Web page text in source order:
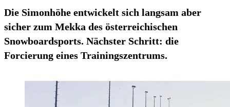
Die Simonhöhe entwickelt sich langsam aber
sicher zum Mekka des österreichischen
Snowboardsports. Nächster Schritt: die
Forcierung eines Trainingszentrums.